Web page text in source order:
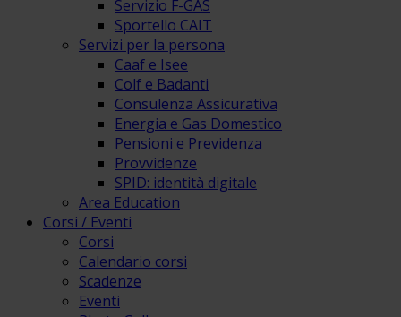
Servizio F-GAS
Sportello CAIT
Servizi per la persona
Caaf e Isee
Colf e Badanti
Consulenza Assicurativa
Energia e Gas Domestico
Pensioni e Previdenza
Provvidenze
SPID: identità digitale
Area Education
Corsi / Eventi
Corsi
Calendario corsi
Scadenze
Eventi